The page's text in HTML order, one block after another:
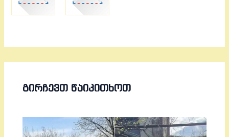
ᲒᲘᲠᲩᲔᲕᲗ ᲬᲐᲘᲙᲘᲗᲮᲝᲗ